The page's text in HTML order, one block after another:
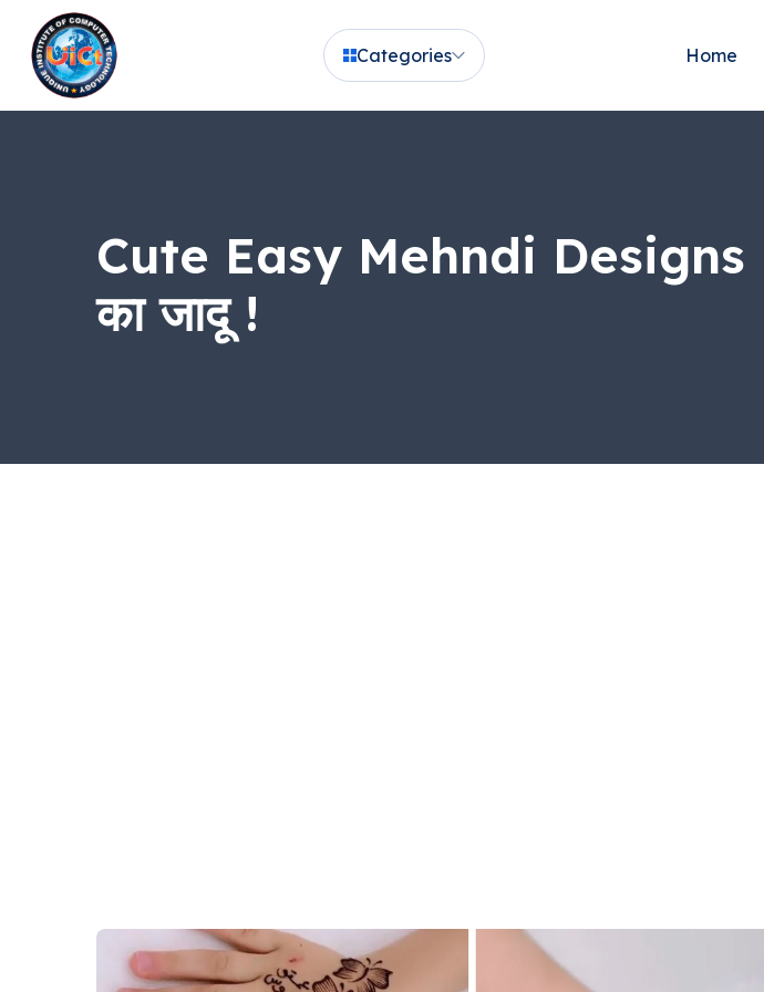
Categories Home
Cute Easy Mehndi Designs
का जादू !